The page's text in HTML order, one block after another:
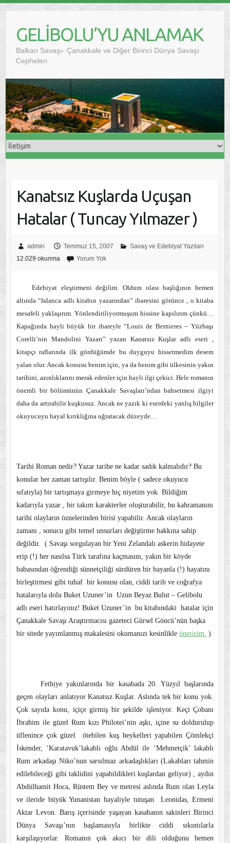
GELİBOLU’YU ANLAMAK
Balkan Savaşı- Çanakkale ve Diğer Birinci Dünya Savaşı
Cepheleri
Kanatsız Kuşlarda Uçuşan
Hatalar ( Tuncay Yılmazer )
admin Temmuz 15, 2007
Savaş ve Edebiyat Yazıları
12.029 okunma
Yorum Yok
Edebiyat eleştirmeni değilim. Oldum olası başlığının hemen
altında “falanca adlı kitabın yazarından” ibaresini görünce , o kitaba
mesafeli yaklaşırım. Yönlendiriliyormuşum hissine kapılırım çünkü…
Kapağında hayli büyük bir ibareyle “Louis de Bernieres – Yüzbaşı
Corelli’nin Mandolini Yazarı” yazan Kanatsız Kuşlar adlı eseri ,
kitapçı raflarında ilk gördüğümde bu duyguyu hissetmedim desem
yalan olur. Ancak konusu benim için, ya da benim gibi ülkesinin yakın
tarihini, azınlıklarını merak edenler için hayli ilgi çekici. Hele romanın
önemli bir bölümünün Çanakkale Savaşları’ndan bahsetmesi ilgiyi
daha da artırabilir kuşkusuz. Ancak ne yazık ki eserdeki yanlış bilgiler
okuyucuyu hayal kırıklığına uğratacak düzeyde…
Tarihi Roman nedir? Yazar tarihe ne kadar sadık kalmalıdır? Bu
konular her zaman tartışılır. Benim böyle ( sadece okuyucu
sıfatıyla) bir tartışmaya girmeye hiç niyetim yok. Bildiğim
kadarıyla yazar , bir takım karakterler oluşturabilir, bu kahramanını
tarihi olayların öznelerinden birisi yapabilir. Ancak olayların
zamanı , sonucu gibi temel unsurları değiştirme hakkına sahip
değildir.
( Savaşı sorgulayan bir Yeni Zelandalı askerin hidayete
erip (!) her nasılsa Türk tarafına kaçmasını, yakın bir köyde
babasından öğrendiği sünnetçiliği sürdüren bir bayanla (!) hayatını
birleştirmesi gibi tuhaf bir konusu olan, ciddi tarih ve coğrafya
hatalarıyla dolu Buket Uzuner’in Uzun Beyaz Bulut – Gelibolu
adlı eseri hatırlayınız! Buket Uzuner’in bu kitabındaki hatalar için
Çanakkale Savaşı Araştırmacısı gazeteci Gürsel Göncü’nün başka
bir sitede yayımlanmış makalesini okumanızı kesinlikle öneririm. )
Fethiye yakınlarında bir kasabada 20. Yüzyıl başlarında
geçen olayları anlatıyor Kanatsız Kuşlar. Aslında tek bir konu yok.
Çok sayıda konu, içiçe girmiş bir şekilde işleniyor. Keçi Çobanı
İbrahim ile güzel Rum kızı Philotei’nin aşkı, içine su doldurulup
üflenince çok güzel
ötebilen kuş heykelleri yapabilen Çömlekçi
İskender, ‘Karatavuk’lakablı oğlu Abdül ile ‘Mehmetçik’ lakablı
Rum arkadaşı Niko’nun sarsılmaz arkadaşlıkları (Lakabları tahmin
edilebileceği gibi taklidini yapabildikleri kuşlardan geliyor) , aydın
Abdülhamit Hoca, Rüstem Bey ve metresi aslında Rum olan Leyla
ve ileride büyük Yunanistan hayaliyle tutuşan
Leonidas, Ermeni
Aktar Levon. Barış içerisinde yaşayan kasabanın sakinleri Birinci
Dünya Savaşı’nın başlamasıyla birlikte ciddi sıkıntılarla
karşılaşıyorlar. Romanın çok akıcı bir dili olduğunu hemen